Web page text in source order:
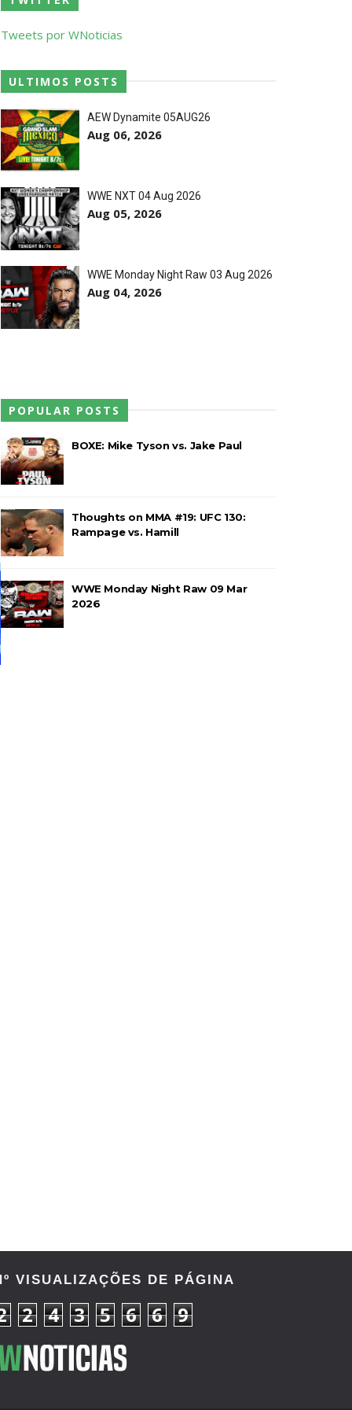
entre Adam Copeland e Young Bucks
tensos com Roman Reigns
e JD McDonagh
confusão fora do ringue
da WWE
celebração do The Judgment Day
Tweets por WNoticias
ULTIMOS POSTS
AEW Dynamite 05AUG26
Aug 06, 2026
WWE NXT 04 Aug 2026
Aug 05, 2026
WWE Monday Night Raw 03 Aug 2026
Aug 04, 2026
POPULAR POSTS
BOXE: Mike Tyson vs. Jake Paul
Thoughts on MMA #19: UFC 130:
Rampage vs. Hamill
WWE Monday Night Raw 09 Mar
2026
VISUALIZAÇÕES DE PÁGINA
2 4 3 5 6 6 9